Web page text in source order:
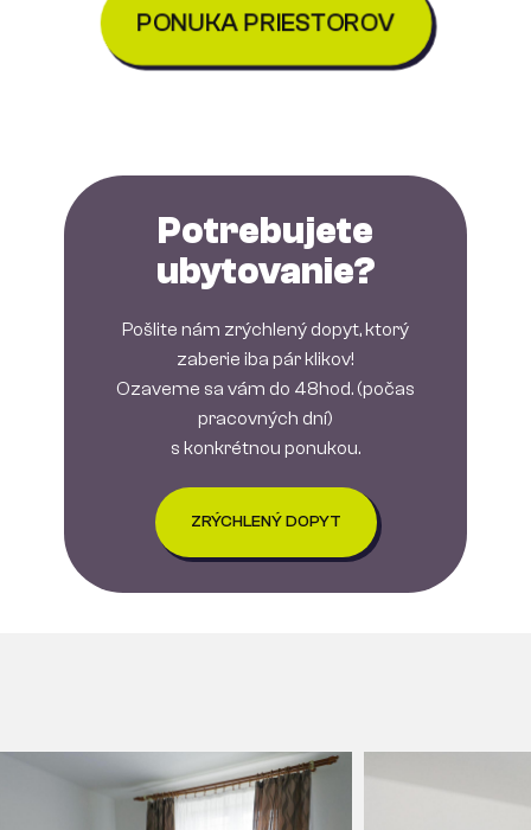
PONUKA PRIESTOROV
Potrebujete
ubytovanie?
Pošlite nám zrýchlený dopyt, ktorý
zaberie iba pár klikov!
Ozaveme sa vám do 48hod. (počas
pracovných dní)
s konkrétnou ponukou.
ZRÝCHLENÝ DOPYT